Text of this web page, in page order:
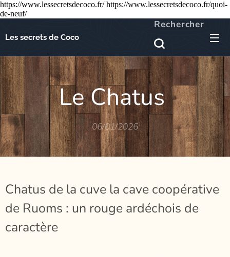
https://www.lessecretsdecoco.fr/ https://www.lessecretsdecoco.fr/quoi-
de-neuf/
Les secrets de Coco
Rechercher
Le Chatus
06/01/2026
Chatus de la cuve la cave coopérative
de Ruoms : un rouge ardéchois de
caractère